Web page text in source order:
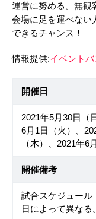
運営に努める。無観
会場に足を運べない
できるチャンス！
情報提供:イベントバ
開催日
2021年5月30日（
6月1日（火）、
（木）、2021年6
開催備考
試合スケジュール
日によって異なる